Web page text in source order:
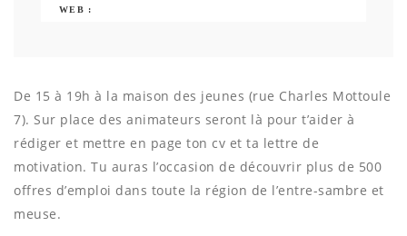
WEB :
De 15 à 19h à la maison des jeunes (rue Charles Mottoule
7). Sur place des animateurs seront là pour t’aider à
rédiger et mettre en page ton cv et ta lettre de
motivation. Tu auras l’occasion de découvrir plus de 500
offres d’emploi dans toute la région de l’entre-sambre et
meuse.